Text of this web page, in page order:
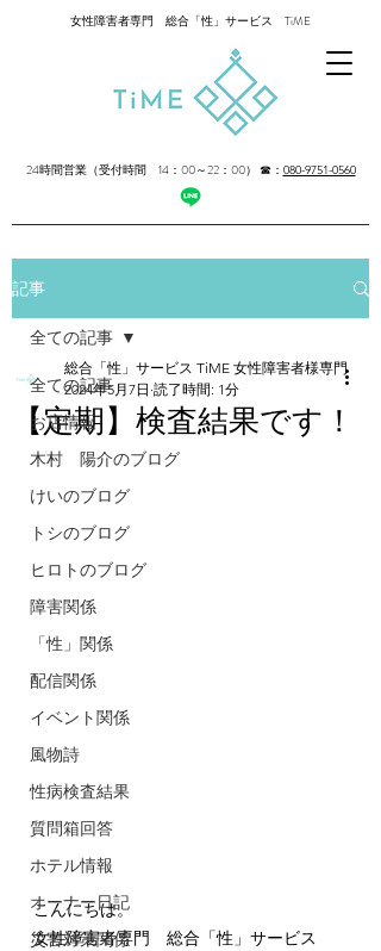
女性障害者専門 総合「性」サービス TiME
24時間営業（受付時間 14：00～22：00） ☎： 080-9751-0560
記事
全ての記事
お店情報
木村 陽介のブログ
けいのブログ
トシのブログ
ヒロトのブログ
障害関係
「性」関係
配信関係
イベント関係
風物詩
性病検査結果
質問箱回答
ホテル情報
オーナー日記
災害対策関係
全ての記事
【定期】検査結果です！
総合「性」サービス TiME 女性障害者様専門
2024年5月7日 読了時間: 1分
こんにちは。
女性障害者専門　総合「性」サービス